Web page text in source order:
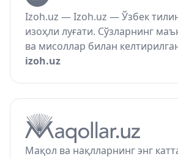
Izoh.uz — Izoh.uz — Ўзбек
изоҳли луғати. Сўзларнинг
ва мисоллар билан
izoh.uz
Мақол ва нақлларнинг энг